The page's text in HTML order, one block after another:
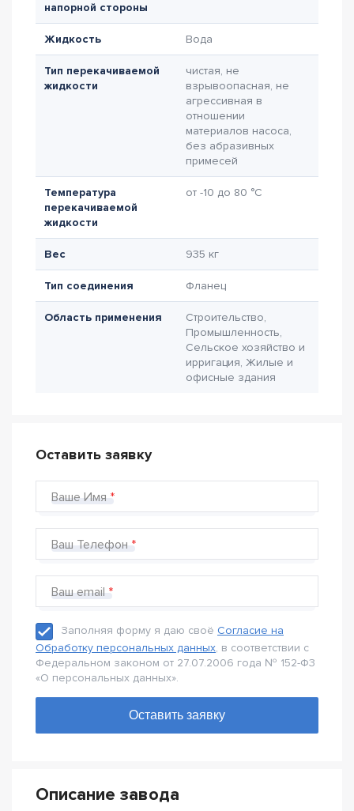
напорной стороны
Жидкость Вода
Тип перекачиваемой
жидкости
чистая, не
взрывоопасная, не
агрессивная в
отношении
материалов насоса,
без абразивных
примесей
Температура
перекачиваемой
жидкости
от -10 до 80 °C
Вес 935 кг
Тип соединения Фланец
Область применения
Строительство,
Промышленность,
Сельское хозяйство и
ирригация, Жилые и
офисные здания
Оставить заявку
Ваше Имя
Ваш Телефон
Ваш email
Заполняя форму я даю своё Согласие на
Обработку персональных данных, в соответствии с
Федеральном законом от 27.07.2006 года № 152-Ф3
«О персональных данных».
Описание завода